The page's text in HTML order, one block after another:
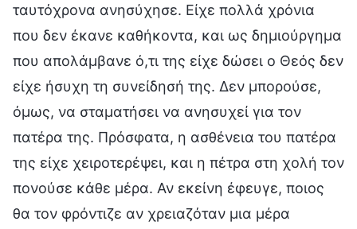
ταυτόχρονα ανησύχησε. Είχε πολλά χρόνια
που δεν έκανε καθήκοντα, και ως δημιούργημα
που απολάμβανε ό,τι της είχε δώσει ο Θεός δεν
είχε ήσυχη τη συνείδησή της. Δεν μπορούσε,
όμως, να σταματήσει να ανησυχεί για τον
πατέρα της. Πρόσφατα, η ασθένεια του πατέρα
της είχε χειροτερέψει, και η πέτρα στη χολή τον
πονούσε κάθε μέρα. Αν εκείνη έφευγε, ποιος
θα τον φρόντιζε αν χρειαζόταν μια μέρα